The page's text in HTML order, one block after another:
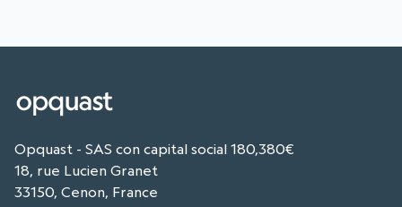
Opquast - SAS con capital social 180,380€
18, rue Lucien Granet
33150, Cenon, France